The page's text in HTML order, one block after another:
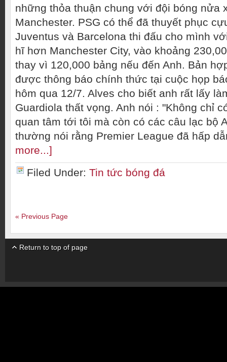
những thỏa thuận chung với đội bóng nửa
Manchester. PSG có thể đã thuyết phục
Juventus và Barcelona thi đấu cho mình
hĩ hơn Manchester City, vào khoảng
thay vì 120,000 bảng nếu đến Anh. Bản
được thông báo chính thức tại cuộc họp
hôm qua 12/7. Alves cho biết anh rất lấy
Guardiola thất vọng. Anh nói : "Không chỉ
quan tâm tới tôi mà còn có các câu lạc bộ
thường nói rằng Premier League đã hấp
more...]
Filed Under: Tin tức bóng đá
« Previous Page
Return to top of page